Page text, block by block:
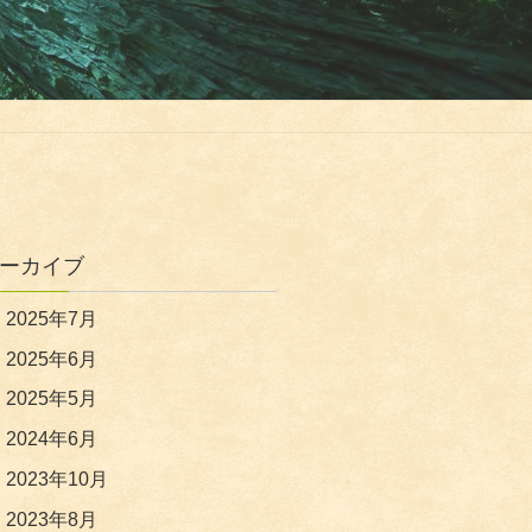
カイブ
2025年7月
2025年6月
2025年5月
2024年6月
2023年10月
2023年8月